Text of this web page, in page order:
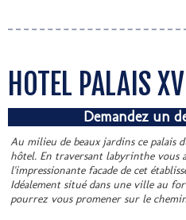
HOTEL PALAIS
Demandez un
Au milieu de beaux jardins ce palais
hôtel. En traversant labyrinthe vous
l'impressionante facade de cet
Idéalement situé dans une ville au
pourrez vous promener sur le